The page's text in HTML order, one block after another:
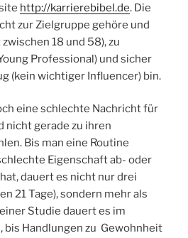
http://karrierebibel.de. Die
zur Zielgruppe gehöre und
18 und 58), zu
Professional) und sicher
(kein wichtiger Influencer) bin.
eine schlechte Nachricht für
nicht gerade zu ihren
Bis man eine Routine
Eigenschaft ab- oder
dauert es nicht nur drei
21 Tage), sondern mehr als
Studie dauert es im
bis Handlungen zu Gewohnheit